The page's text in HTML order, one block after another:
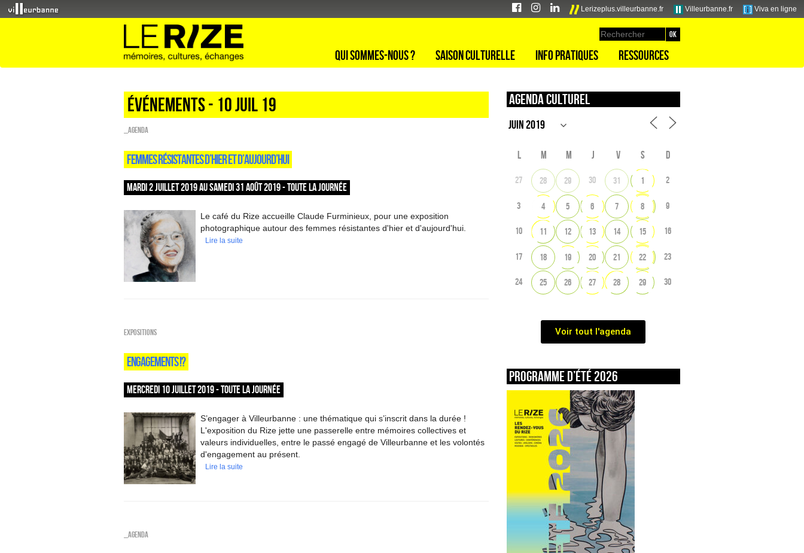
Lerizeplus.villeurbanne.fr Villeurbanne.fr Viva en ligne
Qui sommes-nous ? Saison culturelle Info pratiques Ressources
Événements - 10 Juil 19
_Agenda
FEMMES RÉSISTANTES D’HIER ET D’AUJOURD’HUI
MARDI 2 JUILLET 2019 AU SAMEDI 31 AOÛT 2019 - TOUTE LA JOURNÉE
Le café du Rize accueille Claude Furminieux, pour une exposition
photographique autour des femmes résistantes d'hier et d'aujourd'hui.
Lire la suite
EXPOSITIONS
ENGAGEMENTS !?
MERCREDI 10 JUILLET 2019 - TOUTE LA JOURNÉE
S’engager à Villeurbanne : une thématique qui s’inscrit dans la durée !
L'exposition du Rize jette une passerelle entre mémoires collectives et
valeurs individuelles, entre le passé engagé de Villeurbanne et les volontés
d'engagement au présent.
Lire la suite
_Agenda
Agenda culturel
L M M J V S D
27 28 29 30 31 1 2
3 4 5 6 7 8 9
10 11 12 13 14 15 16
17 18 19 20 21 22 23
24 25 26 27 28 29 30
Voir tout l'agenda
Programme d’été 2026